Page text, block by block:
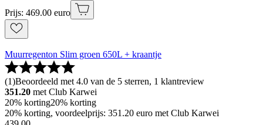
Prijs: 469.00 euro
Muurregenton Slim groen 650L + kraantje
(1)Beoordeeld met 4.0 van de 5 sterren, 1 klantreview
351.20 met Club Karwei
20% korting20% korting
20% korting, voordeelprijs: 351.20 euro met Club Karwei